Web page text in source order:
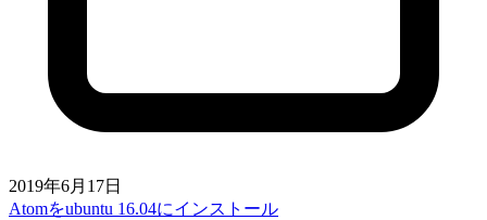
2019年6月17日
Atomをubuntu 16.04にインストール